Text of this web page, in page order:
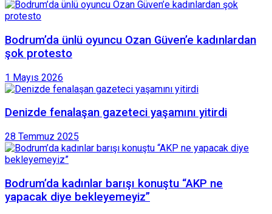
Bodrum’da ünlü oyuncu Ozan Güven’e kadınlardan
şok protesto
1 Mayıs 2026
Denizde fenalaşan gazeteci yaşamını yitirdi
28 Temmuz 2025
Bodrum’da kadınlar barışı konuştu “AKP ne
yapacak diye bekleyemeyiz”